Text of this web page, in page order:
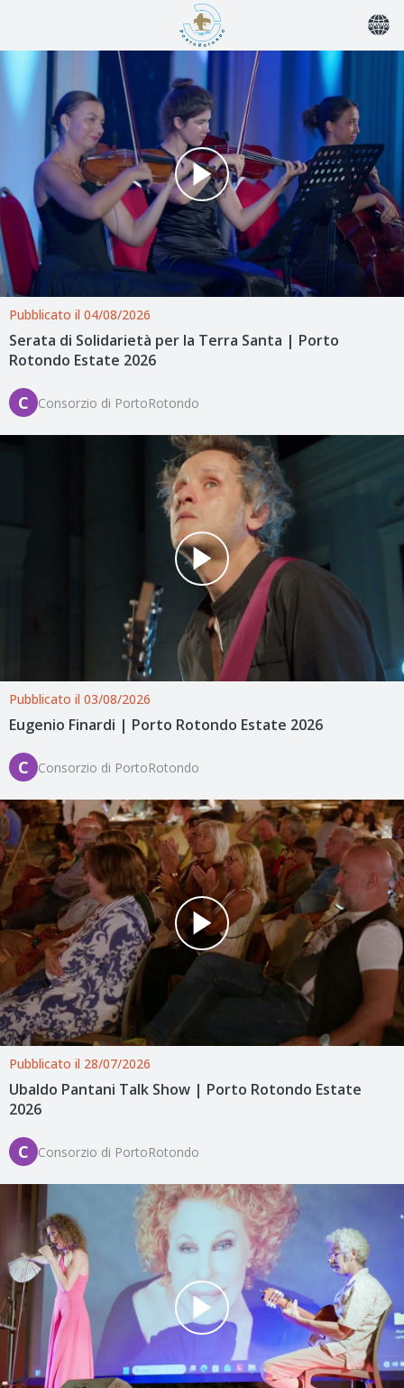
Pubblicato il 04/08/2026
Serata di Solidarietà per la Terra Santa | Porto
Rotondo Estate 2026
C Consorzio di PortoRotondo
Pubblicato il 03/08/2026
Eugenio Finardi | Porto Rotondo Estate 2026
C Consorzio di PortoRotondo
Pubblicato il 28/07/2026
Ubaldo Pantani Talk Show | Porto Rotondo Estate
2026
C Consorzio di PortoRotondo